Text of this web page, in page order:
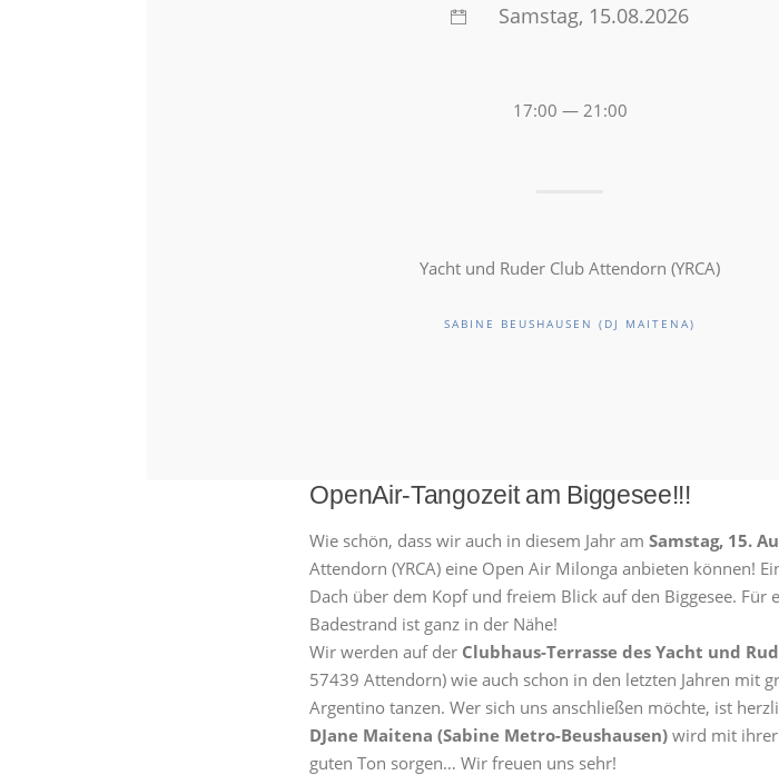
OpenAir-Tangozeit am Biggesee!!!
Wie schön, dass wir auch in diesem Jahr amSamstag, 15.
Attendorn (YRCA) eine Open Air Milonga anbieten können!
Dach über dem Kopf und freiem Blick auf den Biggesee. Für
Badestrand ist ganz in der Nähe!
Wir werden auf der Clubhaus-Terrasse des Yacht und
57439 Attendorn) wie auch schon in den letzten Jahren mit
Argentino tanzen. Wer sich uns anschließen möchte, ist
DJane Maitena (Sabine Metro-Beushausen) wird mit ihrer
guten Ton sorgen… Wir freuen uns sehr!
Samstag, 15.08.2026
17:00 — 21:00
Yacht und Ruder Club Attendorn (YRCA)
SABINE BEUSHAUSEN (DJ MAITENA)